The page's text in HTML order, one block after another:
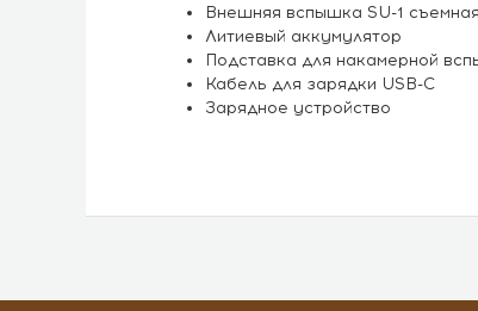
Внешняя вспышка SU-1 съемная
Литиевый аккумулятор
Подставка для накамерной
Кабель для зарядки USB-C
Зарядное устройство